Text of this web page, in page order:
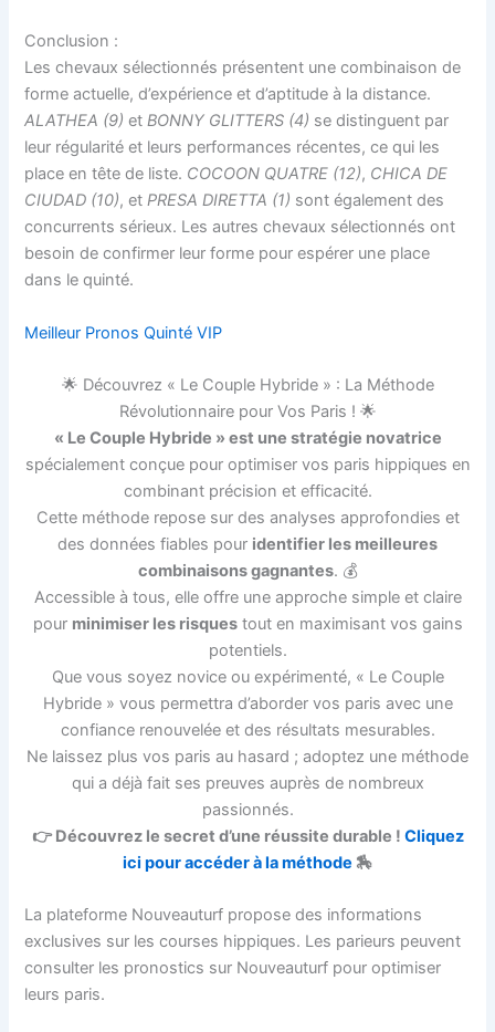
Conclusion :
Les chevaux sélectionnés présentent une combinaison de
forme actuelle, d’expérience et d’aptitude à la distance.
ALATHEA (9) etBONNY GLITTERS (4) se distinguent par
leur régularité et leurs performances récentes, ce qui les
place en tête de liste. COCOON QUATRE (12), CHICA DE
CIUDAD (10), etPRESA DIRETTA (1) sont également des
concurrents sérieux. Les autres chevaux sélectionnés ont
besoin de confirmer leur forme pour espérer une place
dans le quinté.
Meilleur Pronos Quinté VIP
🌟 Découvrez « Le Couple Hybride » : La Méthode
Révolutionnaire pour Vos Paris ! 🌟
« Le Couple Hybride » est une stratégie novatrice
spécialement conçue pour optimiser vos paris hippiques en
combinant précision et efficacité.
Cette méthode repose sur des analyses approfondies et
des données fiables pour identifier les meilleures
combinaisons gagnantes. 💰
Accessible à tous, elle offre une approche simple et claire
pour minimiser les risquestout en maximisant vos gains
potentiels.
Que vous soyez novice ou expérimenté, « Le Couple
Hybride » vous permettra d’aborder vos paris avec une
confiance renouvelée et des résultats mesurables.
Ne laissez plus vos paris au hasard ; adoptez une méthode
qui a déjà fait ses preuves auprès de nombreux
passionnés.
👉 Découvrez le secret d’une réussite durable ! Cliquez
ici pour accéder à la méthode 🏇
La plateforme Nouveauturf propose des informations
exclusives sur les courses hippiques. Les parieurs peuvent
consulter les pronostics sur Nouveauturf pour optimiser
leurs paris.